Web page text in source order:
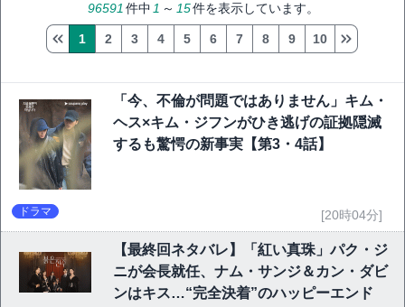
96591 件中 1 ～ 15件を表示しています。
1 2 3 4 5 6 7 8 9 10
「今、不倫が問題ではありません」キム・
ヘス×キム・ジフンがひき逃げの証拠隠滅
するも驚愕の新事実【第3・4話】
ドラマ [20時04分]
【最終回ネタバレ】「紅い真珠」パク・ジ
ニが会長就任、ナム・サンジ＆カン・ダビ
ンはキス…“完全決着”のハッピーエンド